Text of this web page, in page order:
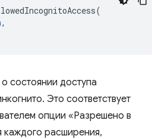
(
,
состоянии доступа
Это соответствует
опции «Разрешено в
каждого расширения,